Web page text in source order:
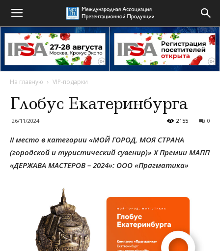
На главную VIP-подарки
Глобус Екатеринбурга
26/11/2024 0
2155
II место в категории «МОЙ ГОРОД, МОЯ СТРАНА
(городской и туристический сувенир)»X Премии МАПП
«ДЕРЖАВА МАСТЕРОВ – 2024»: ООО «Прагматика»